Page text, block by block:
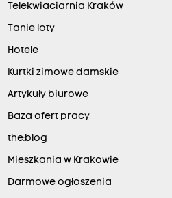
Telekwiaciarnia Kraków
Tanie loty
Hotele
Kurtki zimowe damskie
Artykuły biurowe
Baza ofert pracy
the:blog
Mieszkania w Krakowie
Darmowe ogłoszenia